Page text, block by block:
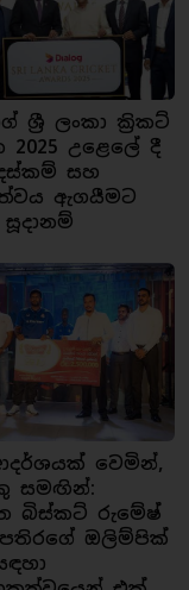
ශ්‍රී ලංකා ක්‍රිකට්
2025 උළෙලේ දී
සහ
ඇගයීමට
වෙමින්,
සමඟින්:
බිස්කට් රුමේෂ්
ඔලිම්පික්